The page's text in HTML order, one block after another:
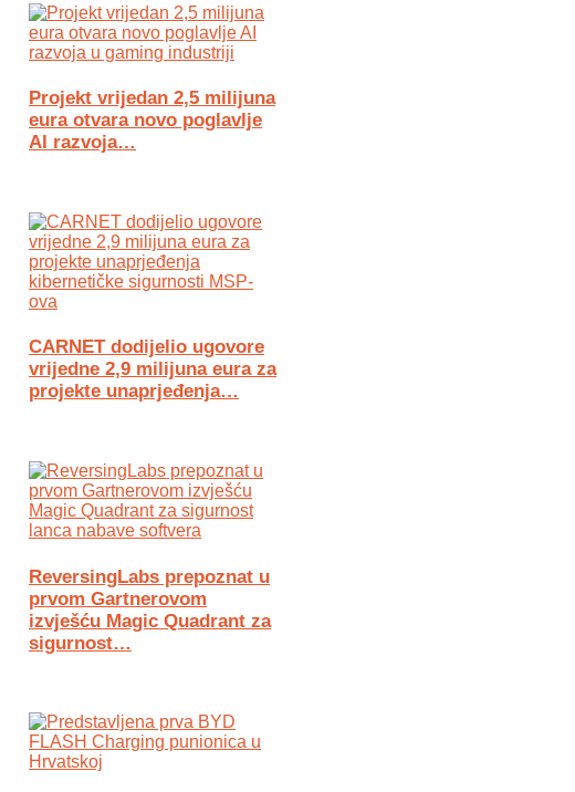
Projekt vrijedan 2,5 milijuna
eura otvara novo poglavlje
AI razvoja…
CARNET dodijelio ugovore
vrijedne 2,9 milijuna eura za
projekte unaprjeđenja…
ReversingLabs prepoznat u
prvom Gartnerovom
izvješću Magic Quadrant za
sigurnost…